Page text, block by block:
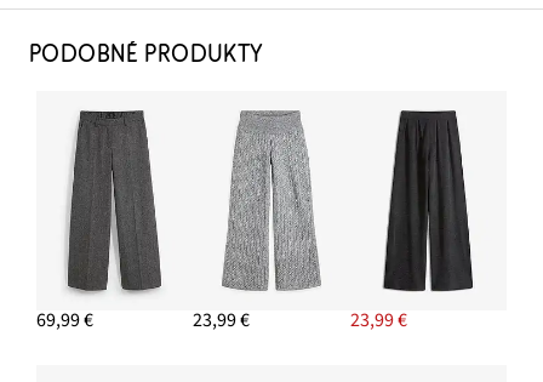
PODOBNÉ PRODUKTY
69,99 € 23,99 € 23,99 €